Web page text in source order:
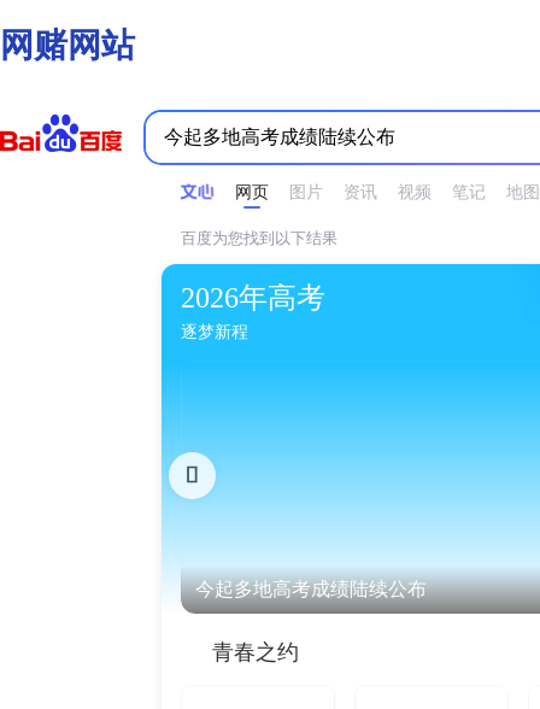
网赌网站
网页 图片 资讯 视频 笔记 地图
时间不限 所有网页和文件 站点内检索
百度为您找到以下结果
2026年高考
逐梦新程
今起多地高考成绩陆续公布

青春之约